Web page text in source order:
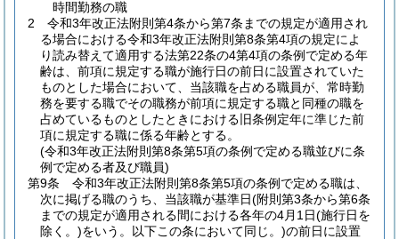
時間勤務の職
2
令和3年改正法附則第4条から第7条までの規定が適用され
る場合における令和3年改正法附則第8条第4項の規定によ
り読み替えて適用する法第22条の4第4項の条例で定める年
齢は、前項に規定する職が施行日の前日に設置されていた
ものとした場合において、当該職を占める職員が、常時勤
務を要する職でその職務が前項に規定する職と同種の職を
占めているものとしたときにおける旧条例定年に準じた前
項に規定する職に係る年齢とする。
(令和3年改正法附則第8条第5項の条例で定める職並びに条
例で定める者及び職員)
第9条
令和3年改正法附則第8条第5項の条例で定める職は、
次に掲げる職のうち、当該職が基準日(附則第3条から第6条
までの規定が適用される間における各年の4月1日(施行日を
除く。)をいう。以下この条において同じ。)の前日に設置